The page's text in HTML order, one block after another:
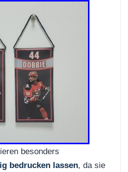
besonders
bedrucken lassen, da sie